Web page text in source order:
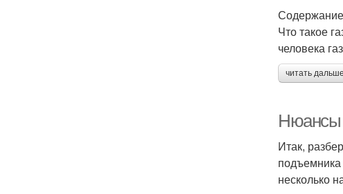
Содержание
Что такое
человека
читать
Нюансы
Итак,
несколько